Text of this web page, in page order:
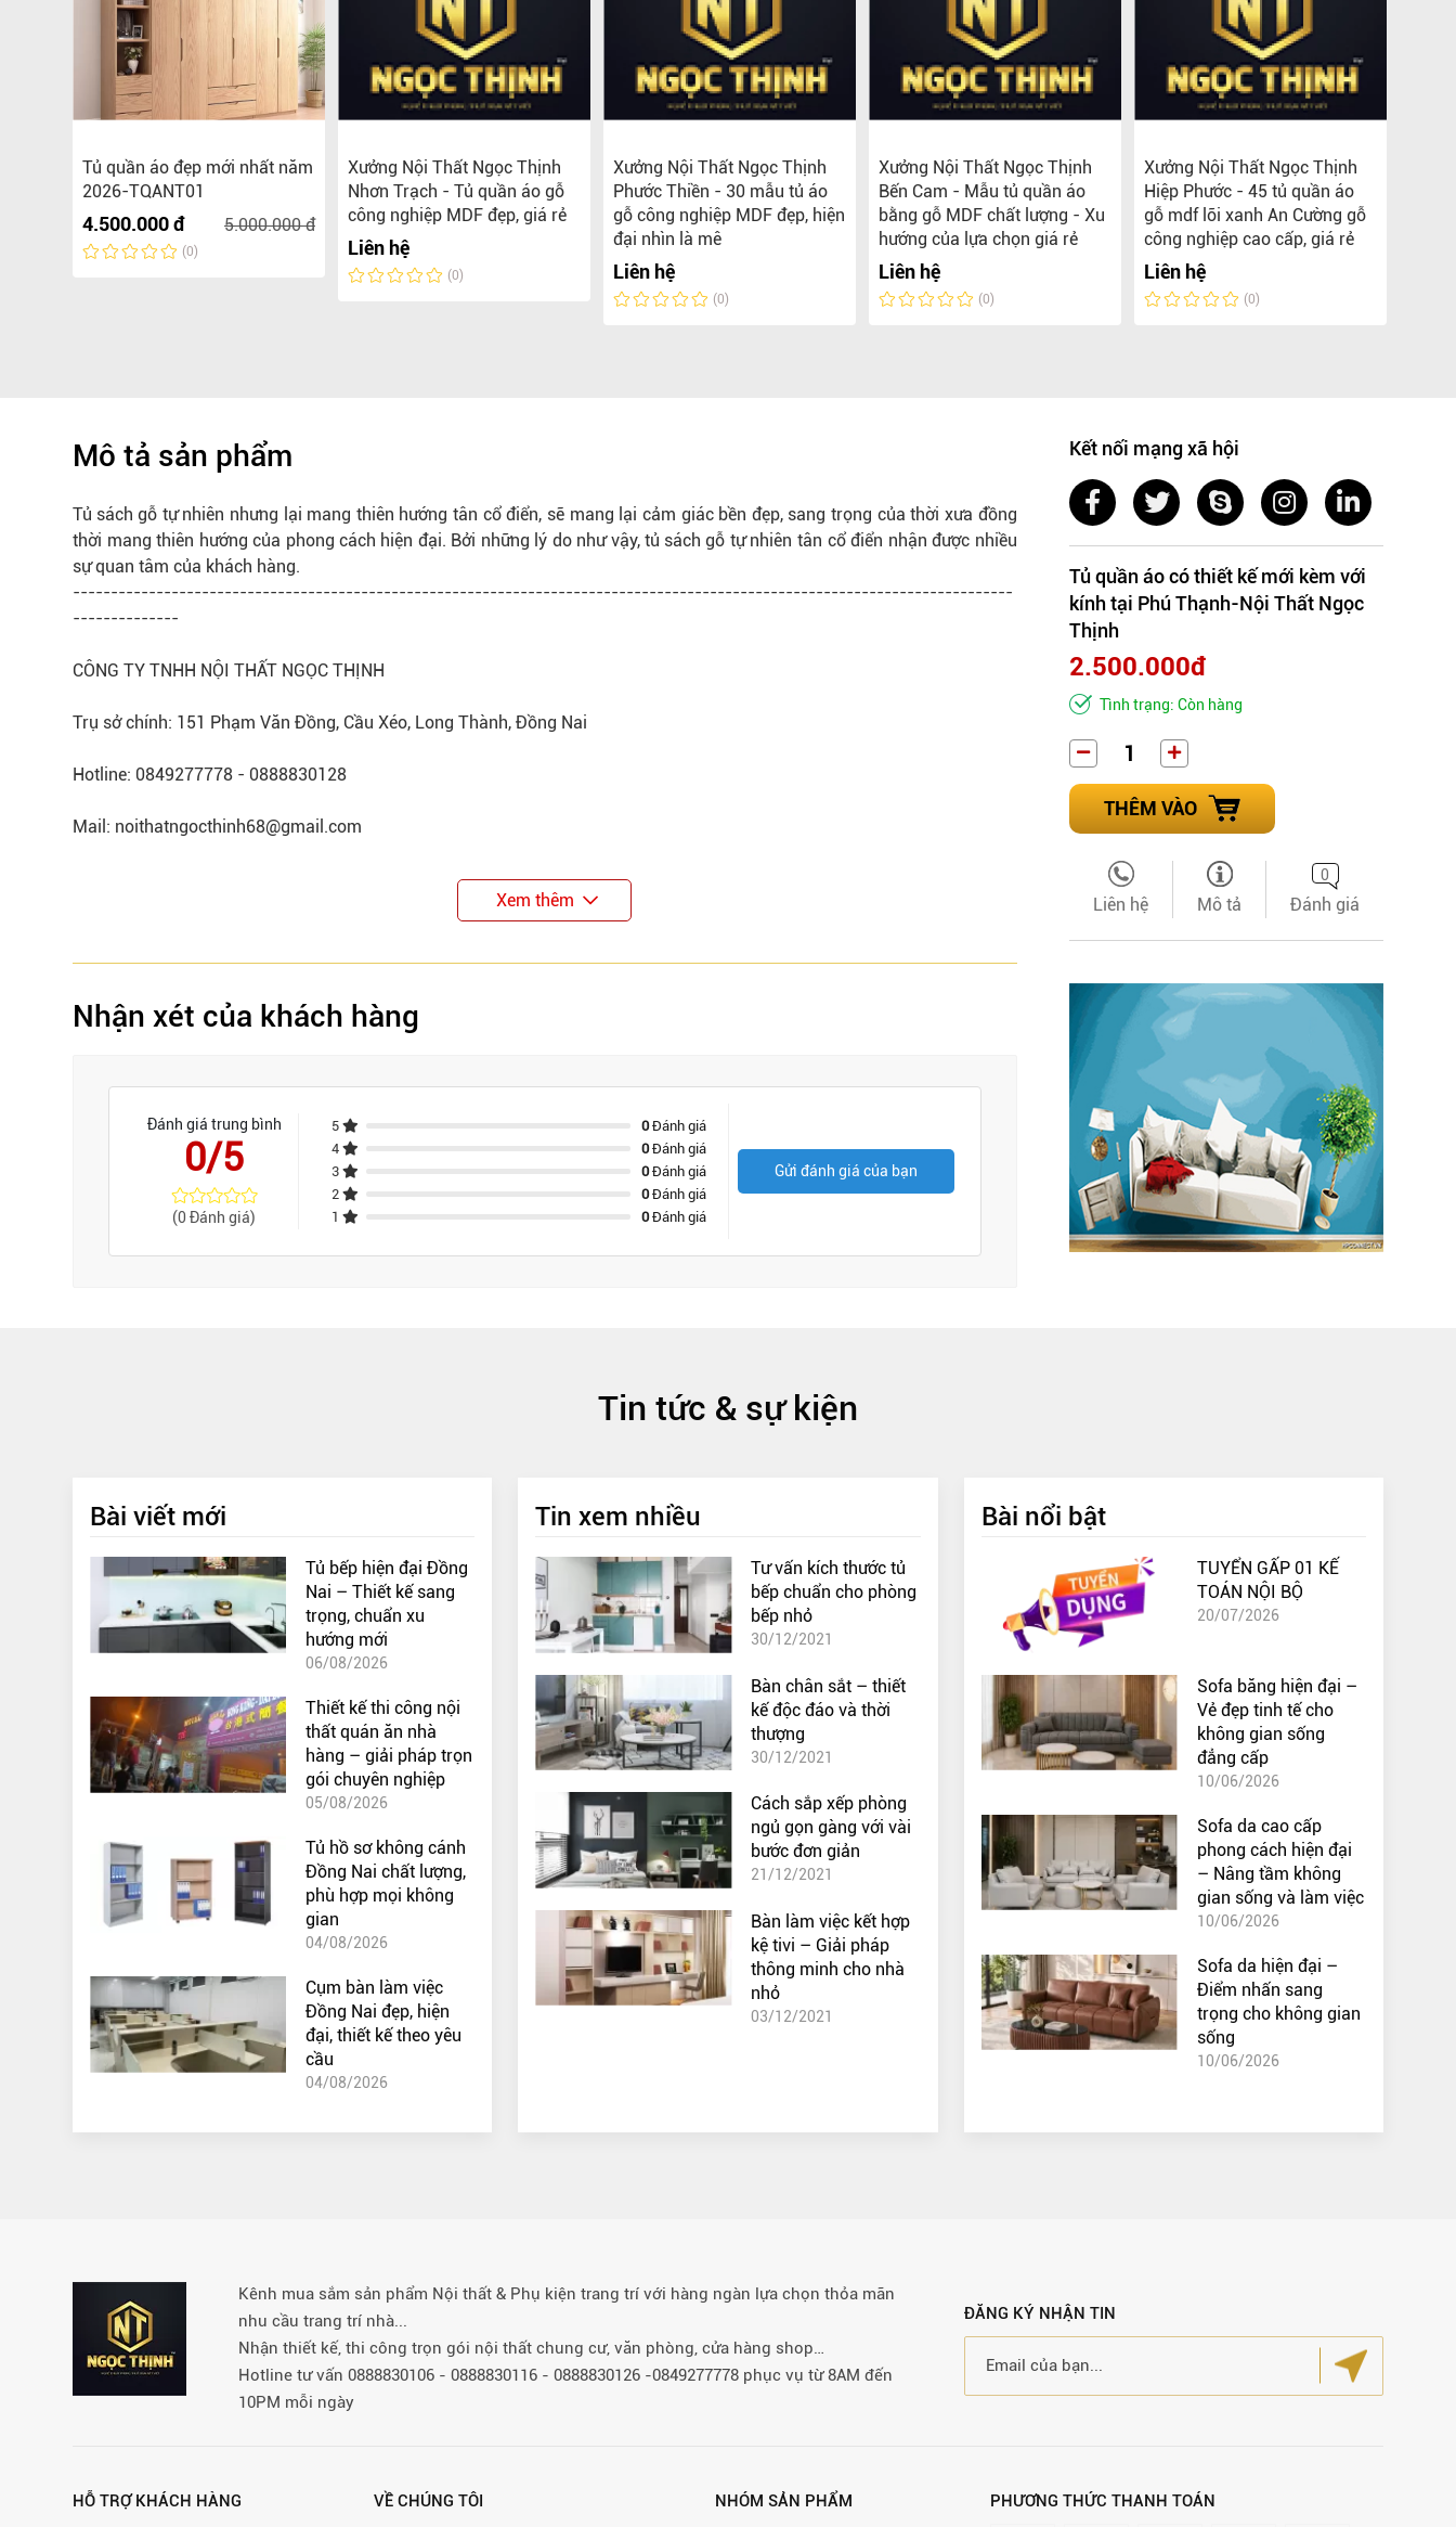
Tủ quần áo đẹp mới nhất năm
2026-TQANT01
4.500.000 đ 5.000.000 đ
(0)
Xưởng Nội Thất Ngọc Thịnh
Nhơn Trạch - Tủ quần áo gỗ
công nghiệp MDF đẹp, giá rẻ
Liên hệ
(0)
Xưởng Nội Thất Ngọc Thịnh
Phước Thiền - 30 mẫu tủ áo
gỗ công nghiệp MDF đẹp, hiện
đại nhìn là mê
Liên hệ
(0)
Xưởng Nội Thất Ngọc Thịnh
Bến Cam - Mẫu tủ quần áo
bằng gỗ MDF chất lượng - Xu
hướng của lựa chọn giá rẻ
Liên hệ
(0)
Xưởng Nội Thất Ngọc Thịnh
Hiệp Phước - 45 tủ quần áo
gỗ mdf lõi xanh An Cường gỗ
công nghiệp cao cấp, giá rẻ
Liên hệ
(0)
Mô tả sản phẩm
Tủ sách gỗ tự nhiên nhưng lại mang thiên hướng tân cổ điển, sẽ mang lại cảm giác bền đẹp, sang trọng của thời xưa đồng
thời mang thiên hướng của phong cách hiện đại. Bởi những lý do như vậy,tủ sách gỗ tự nhiên tân cổ điển nhận được nhiều
sự quan tâm của khách hàng.
----------------------------------------------------------------------------------------------------------------------------
--------------
CÔNG TY TNHH NỘI THẤT NGỌC THỊNH
Trụ sở chính: 151 Phạm Văn Đồng, Cầu Xéo, Long Thành, Đồng Nai
Hotline: 0849277778 - 0888830128
Mail: noithatngocthinh68@gmail.com
Xem thêm
Nhận xét của khách hàng
Đánh giá trung bình
0/5
(0 Đánh giá)
5 0Đánh giá
4
0Đánh giá
3
0Đánh giá
2
0Đánh giá
1
0Đánh giá
Gửi đánh giá của bạn
Kết nối mạng xã hội
Tủ quần áo có thiết kế mới kèm với
kính tại Phú Thạnh-Nội Thất Ngọc
Thịnh
2.500.000đ
Tình trạng: Còn hàng
THÊM VÀO
Liên hệ Mô tả
0
Đánh giá
Tin tức & sự kiện
Bài viết mới
Tủ bếp hiện đại Đồng
Nai – Thiết kế sang
trọng, chuẩn xu
hướng mới
06/08/2026
Thiết kế thi công nội
thất quán ăn nhà
hàng – giải pháp trọn
gói chuyên nghiệp
05/08/2026
Tủ hồ sơ không cánh
Đồng Nai chất lượng,
phù hợp mọi không
gian
04/08/2026
Cụm bàn làm việc
Đồng Nai đẹp, hiện
đại, thiết kế theo yêu
cầu
04/08/2026
Tin xem nhiều
Tư vấn kích thước tủ
bếp chuẩn cho phòng
bếp nhỏ
30/12/2021
Bàn chân sắt – thiết
kế độc đáo và thời
thượng
30/12/2021
Cách sắp xếp phòng
ngủ gọn gàng với vài
bước đơn giản
21/12/2021
Bàn làm việc kết hợp
kệ tivi – Giải pháp
thông minh cho nhà
nhỏ
03/12/2021
Bài nổi bật
TUYỂN GẤP 01 KẾ
TOÁN NỘI BỘ
20/07/2026
Sofa băng hiện đại –
Vẻ đẹp tinh tế cho
không gian sống
đẳng cấp
10/06/2026
Sofa da cao cấp
phong cách hiện đại
– Nâng tầm không
gian sống và làm việc
10/06/2026
Sofa da hiện đại –
Điểm nhấn sang
trọng cho không gian
sống
10/06/2026
Kênh mua sắm sản phẩm Nội thất & Phụ kiện trang trí với hàng ngàn lựa chọn thỏa mãn
nhu cầu trang trí nhà...
Nhận thiết kế, thi công trọn gói nội thất chung cư, văn phòng, cửa hàng shop…
Hotline tư vấn 0888830106 - 0888830116 - 0888830126 -0849277778 phục vụ từ 8AM đến
10PM mỗi ngày
ĐĂNG KÝ NHẬN TIN
HỖ TRỢ KHÁCH HÀNG
VỀ CHÚNG TÔI
NHÓM SẢN PHẨM PHƯƠNG THỨC THANH TOÁN